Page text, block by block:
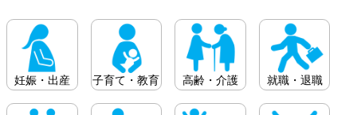
妊娠・出産 子育て・教育 高齢・介護 就職・退職